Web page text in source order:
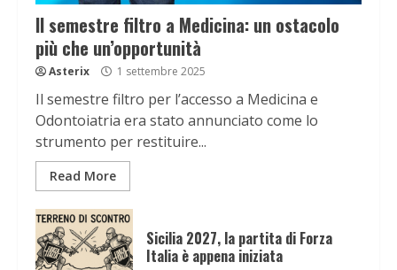
Il semestre filtro a Medicina: un ostacolo
più che un’opportunità
Asterix 1 settembre 2025
Il semestre filtro per l’accesso a Medicina e
Odontoiatria era stato annunciato come lo
strumento per restituire...
Read More
Sicilia 2027, la partita di Forza
Italia è appena iniziata